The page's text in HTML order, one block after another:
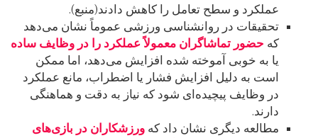
عملکرد و سطح تعامل را کاهش دادند(منبع).
تحقیقات در روانشناسی ورزشی عموماً نشان می‌دهد
که حضور تماشاگران معمولاً عملکرد را در وظایف ساده
یا به خوبی آموخته شده افزایش می‌دهد، اما ممکن
است به دلیل افزایش فشار یا اضطراب، مانع عملکرد
در وظایف پیچیده‌ای شود که نیاز به دقت و هماهنگی
دارند.
مطالعه دیگری نشان داد که ورزشکاران در بازی‌های